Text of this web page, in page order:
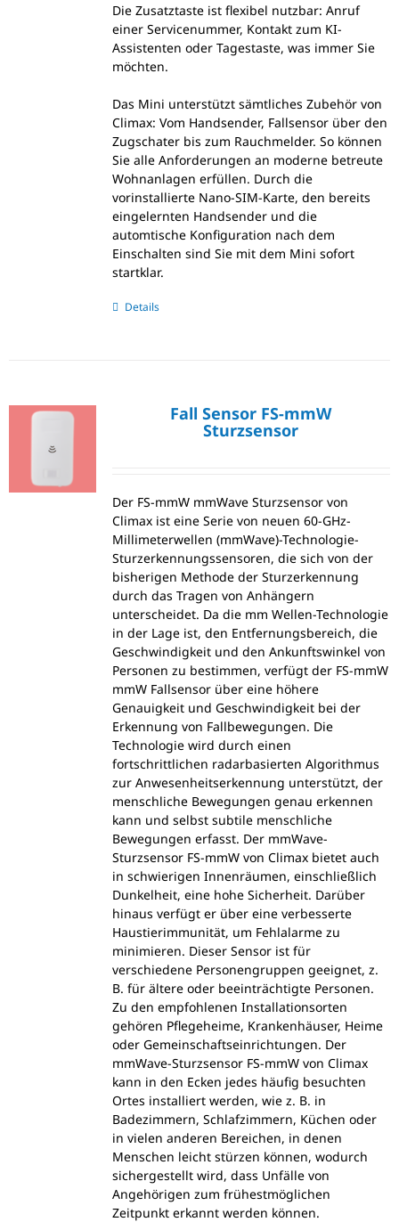
Die Zusatztaste ist flexibel nutzbar: Anruf
einer Servicenummer, Kontakt zum KI-
Assistenten oder Tagestaste, was immer Sie
möchten.
Das Mini unterstützt sämtliches Zubehör von
Climax: Vom Handsender, Fallsensor über den
Zugschater bis zum Rauchmelder. So können
Sie alle Anforderungen an moderne betreute
Wohnanlagen erfüllen. Durch die
vorinstallierte Nano-SIM-Karte, den bereits
eingelernten Handsender und die
automtische Konfiguration nach dem
Einschalten sind Sie mit dem Mini sofort
startklar.
Details
Fall Sensor FS-mmW
Sturzsensor
Der FS-mmW mmWave Sturzsensor von
Climax ist eine Serie von neuen 60-GHz-
Millimeterwellen (mmWave)-Technologie-
Sturzerkennungssensoren, die sich von der
bisherigen Methode der Sturzerkennung
durch das Tragen von Anhängern
unterscheidet. Da die mm Wellen-Technologie
in der Lage ist, den Entfernungsbereich, die
Geschwindigkeit und den Ankunftswinkel von
Personen zu bestimmen, verfügt der FS-mmW
mmW Fallsensor über eine höhere
Genauigkeit und Geschwindigkeit bei der
Erkennung von Fallbewegungen. Die
Technologie wird durch einen
fortschrittlichen radarbasierten Algorithmus
zur Anwesenheitserkennung unterstützt, der
menschliche Bewegungen genau erkennen
kann und selbst subtile menschliche
Bewegungen erfasst. Der mmWave-
Sturzsensor FS-mmW von Climax bietet auch
in schwierigen Innenräumen, einschließlich
Dunkelheit, eine hohe Sicherheit. Darüber
hinaus verfügt er über eine verbesserte
Haustierimmunität, um Fehlalarme zu
minimieren. Dieser Sensor ist für
verschiedene Personengruppen geeignet, z.
B. für ältere oder beeinträchtigte Personen.
Zu den empfohlenen Installationsorten
gehören Pflegeheime, Krankenhäuser, Heime
oder Gemeinschaftseinrichtungen. Der
mmWave-Sturzsensor FS-mmW von Climax
kann in den Ecken jedes häufig besuchten
Ortes installiert werden, wie z. B. in
Badezimmern, Schlafzimmern, Küchen oder
in vielen anderen Bereichen, in denen
Menschen leicht stürzen können, wodurch
sichergestellt wird, dass Unfälle von
Angehörigen zum frühestmöglichen
Zeitpunkt erkannt werden können.